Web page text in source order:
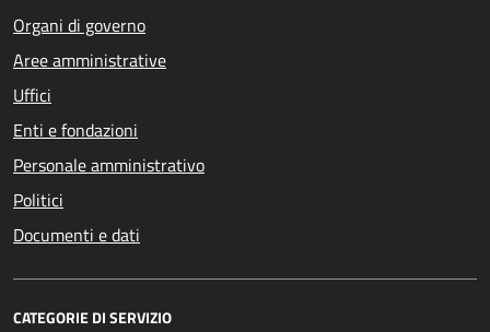
Organi di governo
Aree amministrative
Uffici
Enti e fondazioni
Personale amministrativo
Politici
Documenti e dati
CATEGORIE DI SERVIZIO